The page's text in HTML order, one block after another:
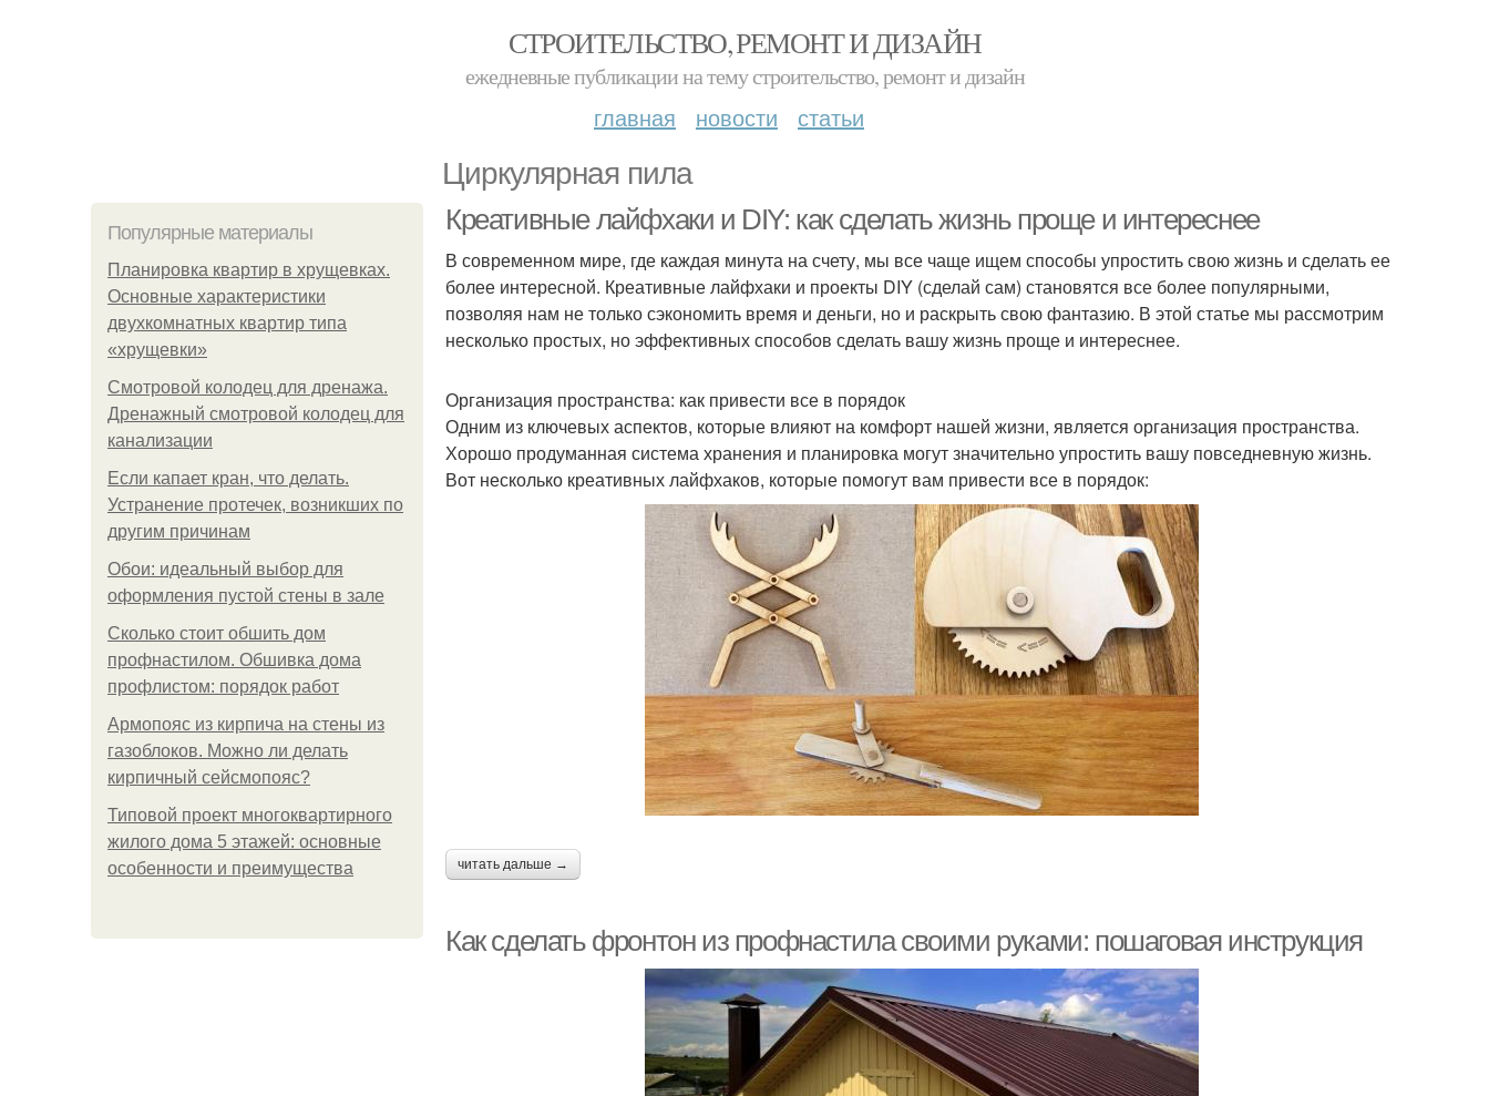
СТРОИТЕЛЬСТВО, РЕМОНТ И ДИЗАЙН
ежедневные публикации на тему строительство, ремонт и дизайн
главная новости статьи
Циркулярная пила
Популярные материалы
Планировка квартир в хрущевках.
Основные характеристики
двухкомнатных квартир типа
«хрущевки»
Смотровой колодец для дренажа.
Дренажный смотровой колодец для
канализации
Если капает кран, что делать.
Устранение протечек, возникших по
другим причинам
Обои: идеальный выбор для
оформления пустой стены в зале
Сколько стоит обшить дом
профнастилом. Обшивка дома
профлистом: порядок работ
Армопояс из кирпича на стены из
газоблоков. Можно ли делать
кирпичный сейсмопояс?
Типовой проект многоквартирного
жилого дома 5 этажей: основные
особенности и преимущества
Креативные лайфхаки и DIY: как сделать жизнь проще и интереснее
В современном мире, где каждая минута на счету, мы все чаще ищем способы упростить свою жизнь и сделать ее
более интересной. Креативные лайфхаки и проекты DIY (сделай сам) становятся все более популярными,
позволяя нам не только сэкономить время и деньги, но и раскрыть свою фантазию. В этой статье мы рассмотрим
несколько простых, но эффективных способов сделать вашу жизнь проще и интереснее.
Организация пространства: как привести все в порядок
Одним из ключевых аспектов, которые влияют на комфорт нашей жизни, является организация пространства.
Хорошо продуманная система хранения и планировка могут значительно упростить вашу повседневную жизнь.
Вот несколько креативных лайфхаков, которые помогут вам привести все в порядок:
читать дальше →
Как сделать фронтон из профнастила своими руками: пошаговая инструкция